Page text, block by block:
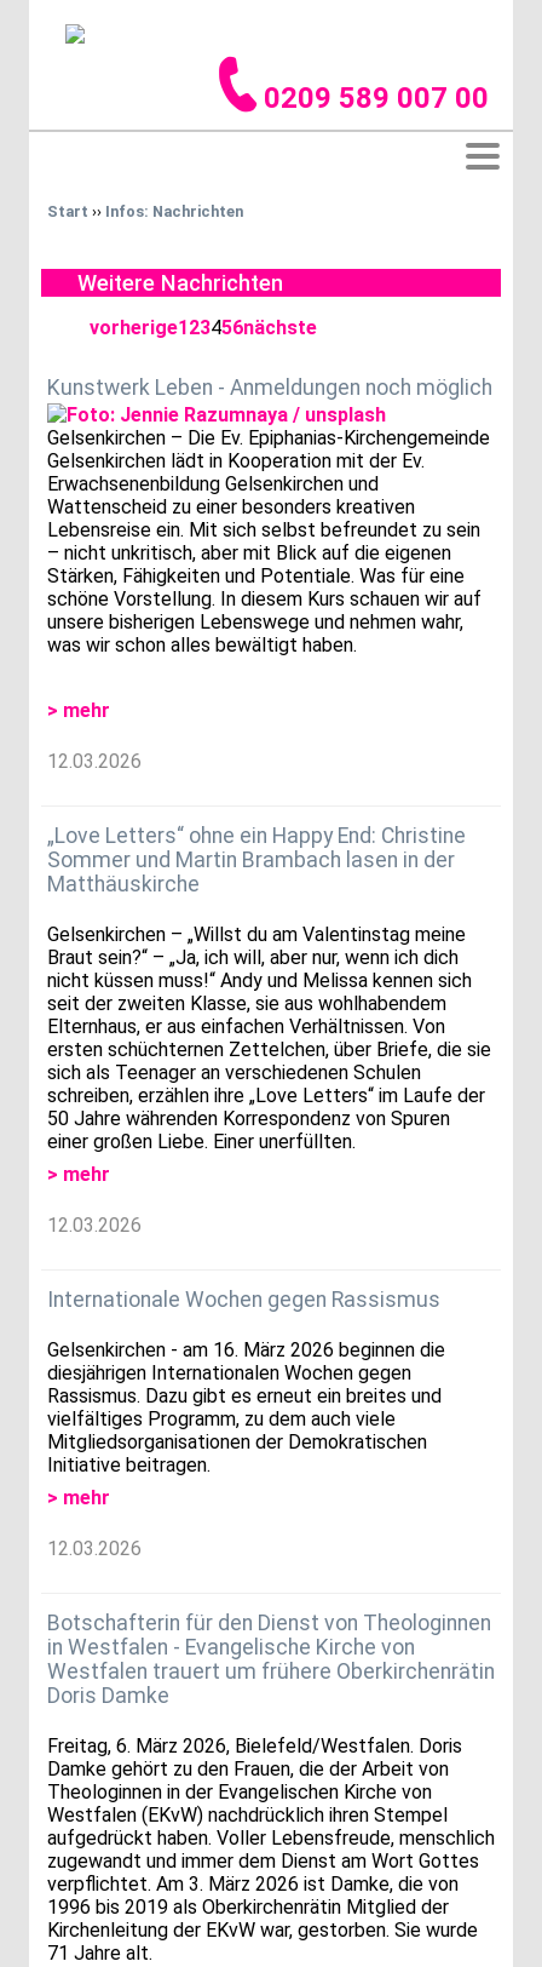
0209 589 007 00
Start ›› Infos: Nachrichten
Weitere Nachrichten
vorherige123456nächste
Kunstwerk Leben - Anmeldungen noch möglich
Gelsenkirchen – Die Ev. Epiphanias-Kirchengemeinde
Gelsenkirchen lädt in Kooperation mit der Ev.
Erwachsenenbildung Gelsenkirchen und
Wattenscheid zu einer besonders kreativen
Lebensreise ein. Mit sich selbst befreundet zu sein
– nicht unkritisch, aber mit Blick auf die eigenen
Stärken, Fähigkeiten und Potentiale. Was für eine
schöne Vorstellung. In diesem Kurs schauen wir auf
unsere bisherigen Lebenswege und nehmen wahr,
was wir schon alles bewältigt haben.
> mehr
12.03.2026
„Love Letters“ ohne ein Happy End: Christine
Sommer und Martin Brambach lasen in der
Matthäuskirche
Gelsenkirchen – „Willst du am Valentinstag meine
Braut sein?“ – „Ja, ich will, aber nur, wenn ich dich
nicht küssen muss!“ Andy und Melissa kennen sich
seit der zweiten Klasse, sie aus wohlhabendem
Elternhaus, er aus einfachen Verhältnissen. Von
ersten schüchternen Zettelchen, über Briefe, die sie
sich als Teenager an verschiedenen Schulen
schreiben, erzählen ihre „Love Letters“ im Laufe der
50 Jahre währenden Korrespondenz von Spuren
einer großen Liebe. Einer unerfüllten.
> mehr
12.03.2026
Internationale Wochen gegen Rassismus
Gelsenkirchen - am 16. März 2026 beginnen die
diesjährigen Internationalen Wochen gegen
Rassismus. Dazu gibt es erneut ein breites und
vielfältiges Programm, zu dem auch viele
Mitgliedsorganisationen der Demokratischen
Initiative beitragen.
> mehr
12.03.2026
Botschafterin für den Dienst von Theologinnen
in Westfalen - Evangelische Kirche von
Westfalen trauert um frühere Oberkirchenrätin
Doris Damke
Freitag, 6. März 2026, Bielefeld/Westfalen. Doris
Damke gehört zu den Frauen, die der Arbeit von
Theologinnen in der Evangelischen Kirche von
Westfalen (EKvW) nachdrücklich ihren Stempel
aufgedrückt haben. Voller Lebensfreude, menschlich
zugewandt und immer dem Dienst am Wort Gottes
verpflichtet. Am 3. März 2026 ist Damke, die von
1996 bis 2019 als Oberkirchenrätin Mitglied der
Kirchenleitung der EKvW war, gestorben. Sie wurde
71 Jahre alt.